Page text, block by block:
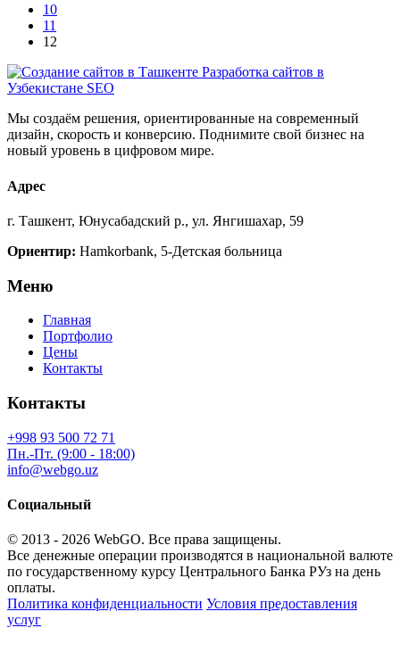
10
11
12
Мы создаём решения, ориентированные на современный
дизайн, скорость и конверсию. Поднимите свой бизнес на
новый уровень в цифровом мире.
Адрес
г. Ташкент, Юнусабадский р., ул. Янгишахар, 59
Ориентир: Hamkorbank, 5-Детская больница
Меню
Главная
Портфолио
Цены
Контакты
Контакты
+998 93 500 72 71
Пн.-Пт. (9:00 - 18:00)
info@webgo.uz
Социальный
© 2013 - 2026 WebGO. Все права защищены.
Все денежные операции производятся в национальной валюте
по государственному курсу Центрального Банка РУз на день
оплаты.
Политика конфиденциальности Условия предоставления
услуг